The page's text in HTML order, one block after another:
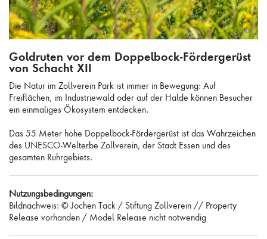
Goldruten vor dem Doppelbock-Fördergerüst
von Schacht XII
Die Natur im Zollverein Park ist immer in Bewegung: Auf
Freiflächen, im Industriewald oder auf der Halde können Besucher
ein einmaliges Ökosystem entdecken.
Das 55 Meter hohe Doppelbock-Fördergerüst ist das Wahrzeichen
des UNESCO-Welterbe Zollverein, der Stadt Essen und des
gesamten Ruhrgebiets.
Nutzungsbedingungen:
Bildnachweis: © Jochen Tack / Stiftung Zollverein // Property
Release vorhanden / Model Release nicht notwendig